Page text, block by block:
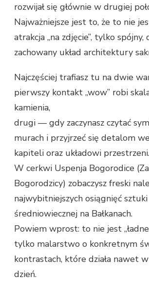
rozwijał się głównie w drugiej
Najważniejsze jest to, że to nie
atrakcja „na zdjęcie”, tylko spójny,
zachowany układ architektury
Najczęściej trafiasz tu na dwie
pierwszy kontakt „wow” robi
kamienia,
drugi — gdy zaczynasz czytać
murach i przyjrzeć się detalom
kapiteli oraz układowi przestrzeni.
W cerkwi Uspenja Bogorodice
Bogorodzicy) zobaczysz freski
najwybitniejszych osiągnięć sztuki
średniowiecznej na Bałkanach.
Powiem wprost: to nie jest
tylko malarstwo o konkretnym
kontrastach, które działa nawet
dzień.